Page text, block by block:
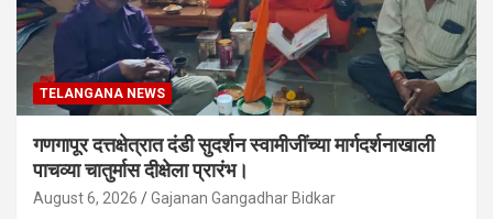
TELANGANA NEWS
गणगापूर दत्तक्षेत्रात दंडी सुदर्शन स्वामीजींच्या मार्गदर्शनाखाली
पाचव्या चातुर्मास दीक्षेला प्रारंभ।
August 6, 2026 Gajanan Gangadhar Bidkar